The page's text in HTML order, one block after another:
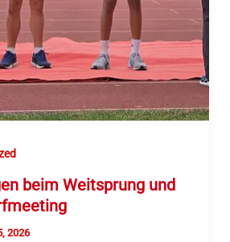
beim Weitsprung und
2026